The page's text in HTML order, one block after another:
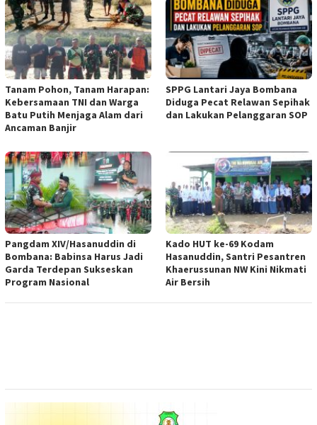
Tanam Pohon, Tanam Harapan:
Kebersamaan TNI dan Warga
Batu Putih Menjaga Alam dari
Ancaman Banjir
SPPG Lantari Jaya Bombana
Diduga Pecat Relawan Sepihak
dan Lakukan Pelanggaran SOP
Pangdam XIV/Hasanuddin di
Bombana: Babinsa Harus Jadi
Garda Terdepan Sukseskan
Program Nasional
Kado HUT ke-69 Kodam
Hasanuddin, Santri Pesantren
Khaerussunan NW Kini Nikmati
Air Bersih